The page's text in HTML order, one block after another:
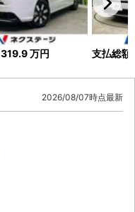
319.9万円 支払総額
2026/08/07時点最新